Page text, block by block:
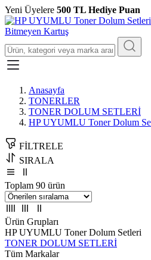
Yeni Üyelere 500 TL Hediye Puan
Anasayfa
TONERLER
TONER DOLUM SETLERİ
HP UYUMLU Toner Dolum
FİLTRELE
SIRALA
Toplam 90 ürün
Ürün Grupları
HP UYUMLU Toner Dolum Setleri
TONER DOLUM SETLERİ
Tüm Markalar